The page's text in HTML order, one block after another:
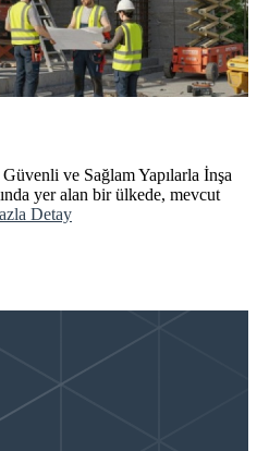
ve Sağlam Yapılarla İnşa
yer alan bir ülkede, mevcut
Detay